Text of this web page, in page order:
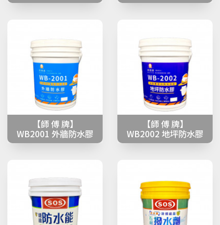
【師 傅 牌】
WB2001 外牆防水膠
【師 傅 牌】
WB2002 地坪防水膠